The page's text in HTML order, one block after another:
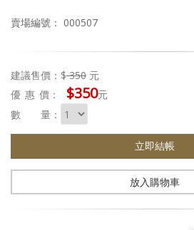
賣場編號： 000507
建議售價：$350 元
優惠 價： $350元
數 量：
立即結帳
放入購物車